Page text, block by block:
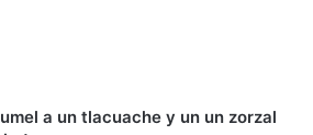
a un tlacuache y un un zorzal